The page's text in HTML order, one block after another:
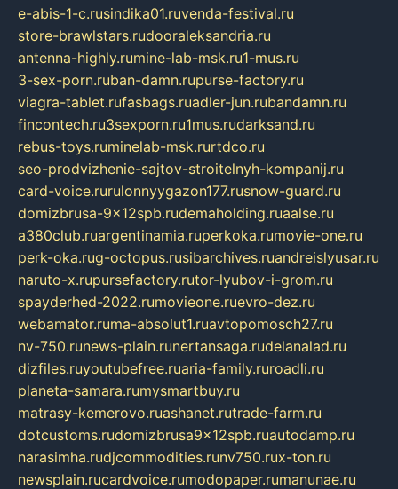
e-abis-1-c.rusindika01.ruvenda-festival.ru
store-brawlstars.rudooraleksandria.ru
antenna-highly.rumine-lab-msk.ru1-mus.ru
3-sex-porn.ruban-damn.rupurse-factory.ru
viagra-tablet.rufasbags.ruadler-jun.rubandamn.ru
fincontech.ru3sexporn.ru1mus.rudarksand.ru
rebus-toys.ruminelab-msk.rurtdco.ru
seo-prodvizhenie-sajtov-stroitelnyh-kompanij.ru
card-voice.rurulonnyygazon177.rusnow-guard.ru
domizbrusa-9x12spb.rudemaholding.ruaalse.ru
a380club.ruargentinamia.ruperkoka.rumovie-one.ru
perk-oka.rug-octopus.rusibarchives.ruandreislyusar.ru
naruto-x.rupursefactory.rutor-lyubov-i-grom.ru
spayderhed-2022.rumovieone.ruevro-dez.ru
webamator.ruma-absolut1.ruavtopomosch27.ru
nv-750.runews-plain.runertansaga.rudelanalad.ru
dizfiles.ruyoutubefree.ruaria-family.ruroadli.ru
planeta-samara.rumysmartbuy.ru
matrasy-kemerovo.ruashanet.rutrade-farm.ru
dotcustoms.rudomizbrusa9x12spb.ruautodamp.ru
narasimha.rudjcommodities.runv750.rux-ton.ru
newsplain.rucardvoice.rumodopaper.rumanunae.ru